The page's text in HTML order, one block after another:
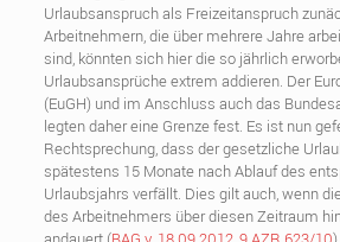
Urlaubsanspruch als Freizeitanspruch
Arbeitnehmern, die über mehrere Jahre
sind, könnten sich hier die so jährlich
Urlaubsansprüche extrem addieren. Der
(EuGH) und im Anschluss auch das
legten daher eine Grenze fest. Es ist nun
Rechtsprechung, dass der gesetzliche
spätestens 15 Monate nach Ablauf des
Urlaubsjahrs verfällt. Dies gilt auch, wenn
des Arbeitnehmers über diesen Zeitraum